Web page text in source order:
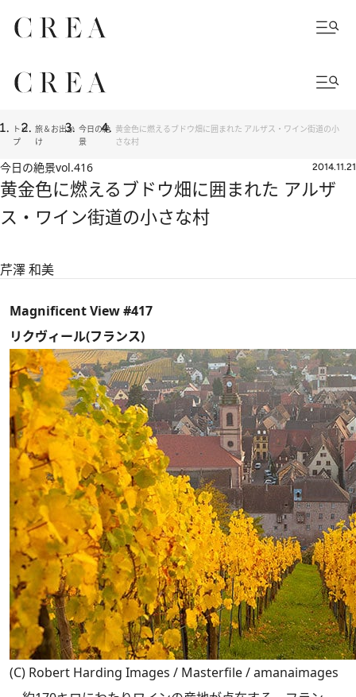
トッ
プ
旅＆お出か
け
今日の絶
景
黄金色に燃えるブドウ畑に囲まれた アルザス・ワイン街道の小
さな村
今日の絶景vol.416 2014.11.21
黄金色に燃えるブドウ畑に囲まれた アルザ
ス・ワイン街道の小さな村
芹澤 和美
Magnificent View #417
リクヴィール(フランス)
(C) Robert Harding Images / Masterfile / amanaimages